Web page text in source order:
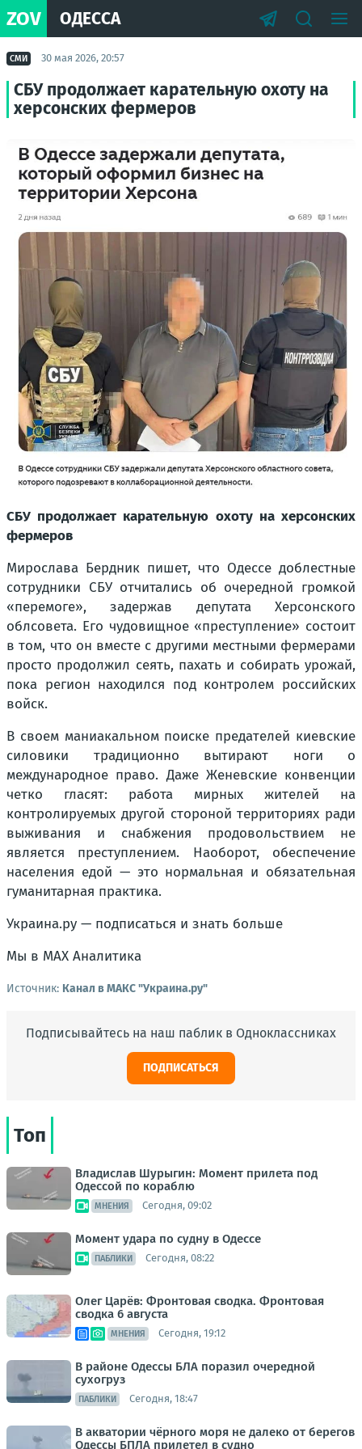
ZOV ОДЕССА
СМИ 30 мая 2026, 20:57
СБУ продолжает карательную охоту на
херсонских фермеров
СБУ продолжает карательную охоту на херсонских
фермеров
Мирослава Бердник пишет, что Одессе доблестные
сотрудники СБУ отчитались об очередной громкой
«перемоге», задержав депутата Херсонского
облсовета. Его чудовищное «преступление» состоит
в том, что он вместе с другими местными фермерами
просто продолжил сеять, пахать и собирать урожай,
пока регион находился под контролем российских
войск.
В своем маниакальном поиске предателей киевские
силовики традиционно вытирают ноги о
международное право. Даже Женевские конвенции
четко гласят: работа мирных жителей на
контролируемых другой стороной территориях ради
выживания и снабжения продовольствием не
является преступлением. Наоборот, обеспечение
населения едой — это нормальная и обязательная
гуманитарная практика.
Украина.ру — подписаться и знать больше
Мы в MAX Аналитика
Источник: Канал в МАКС "Украина.ру"
Подписывайтесь на наш паблик в Одноклассниках
ПОДПИСАТЬСЯ
Топ
Владислав Шурыгин: Момент прилета под
Одессой по кораблю
МНЕНИЯ Сегодня, 09:02
Момент удара по судну в Одессе
ПАБЛИКИ Сегодня, 08:22
Олег Царёв: Фронтовая сводка. Фронтовая
сводка 6 августа
МНЕНИЯ Сегодня, 19:12
В районе Одессы БЛА поразил очередной
сухогруз
ПАБЛИКИ Сегодня, 18:47
В акватории чёрного моря не далеко от берегов
Одессы БПЛА прилетел в судно